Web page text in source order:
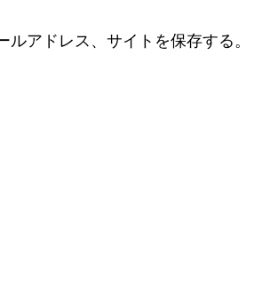
アドレス、サイトを保存する。